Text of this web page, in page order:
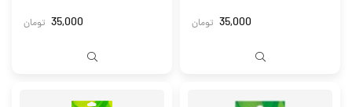
35,000 تومان 35,000 تومان